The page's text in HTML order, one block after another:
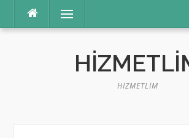
Menü
HIZMETLIM